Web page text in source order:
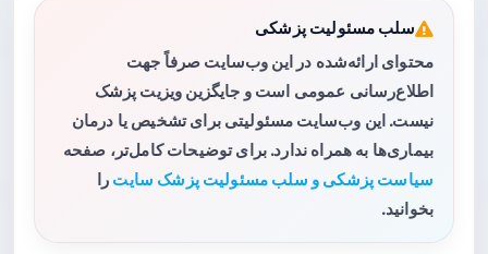
سلب مسئولیت پزشکی
محتوای ارائه‌شده در این وب‌سایت صرفاً جهت
اطلاع‌رسانی عمومی است و جایگزین ویزیت پزشک
نیست. این وب‌سایت مسئولیتی برای تشخیص یا درمان
بیماری‌ها به همراه ندارد. برای توضیحات کامل‌تر، صفحه
سیاست پزشکی و سلب مسئولیت پزشک سایت را
بخوانید.